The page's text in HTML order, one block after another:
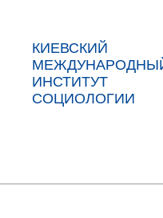
КИЕВСКИЙ
ИНСТИТУТ
СОЦИОЛОГИИ